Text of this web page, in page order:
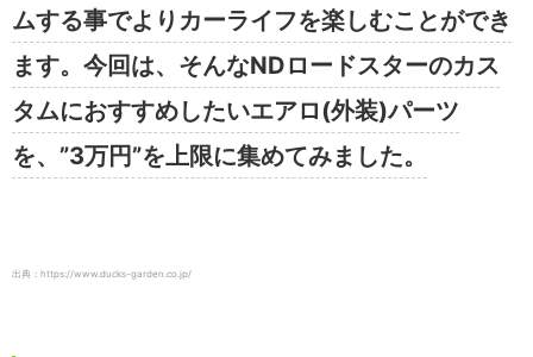
ムする事でよりカーライフを楽しむことができ
ます。今回は、そんなNDロードスターのカス
タムにおすすめしたいエアロ(外装)パーツ
を、”3万円”を上限に集めてみました。
出典：https://www.ducks-garden.co.jp/